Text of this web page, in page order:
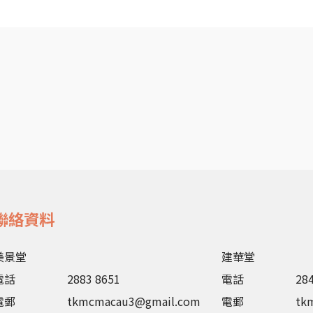
絡資料
景堂
話
2883 8651
郵
tkmcmacau3@gmail.com
建華堂
電話
電郵